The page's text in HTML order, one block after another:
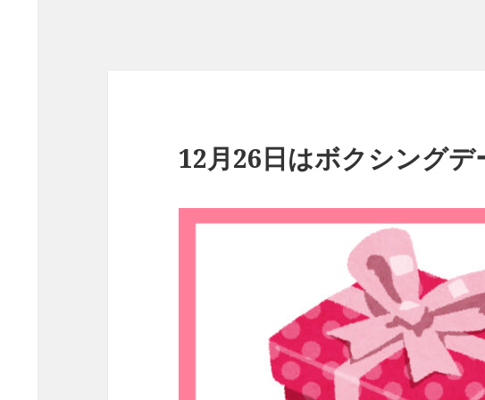
12月26日はボクシングデ